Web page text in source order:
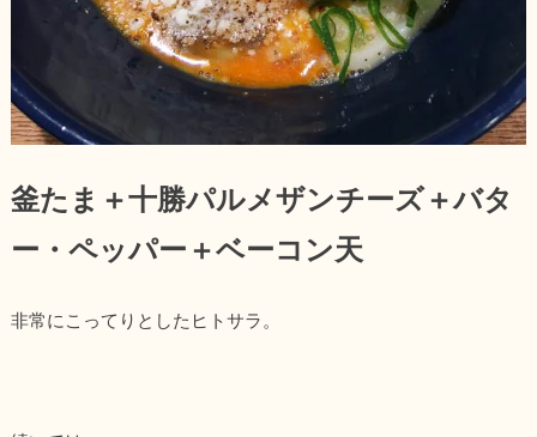
釜たま＋十勝パルメザンチーズ＋バタ
ー・ペッパー＋ベーコン天
非常にこってりとしたヒトサラ。